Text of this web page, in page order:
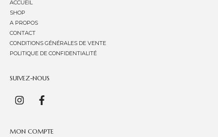
ACCUEIL
SHOP
A PROPOS
CONTACT
CONDITIONS GÉNÉRALES DE VENTE
POLITIQUE DE CONFIDENTIALITÉ
SUIVEZ-NOUS
MON COMPTE